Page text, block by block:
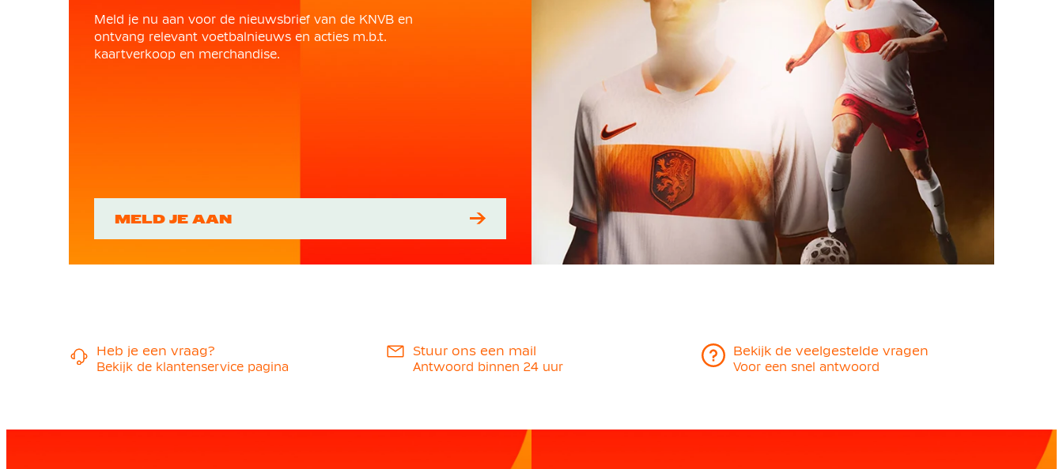
Meld je nu aan voor de nieuwsbrief van de KNVB en
ontvang relevant voetbalnieuws en acties m.b.t.
kaartverkoop en merchandise.
MELD JE AAN
Heb je een vraag?
Bekijk de klantenservice pagina
Stuur ons een mail
Antwoord binnen 24 uur
Bekijk de veelgestelde vragen
Voor een snel antwoord